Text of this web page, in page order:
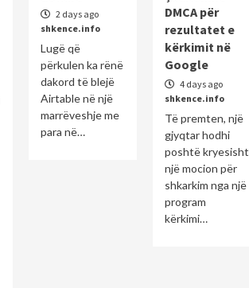
2 days ago
shkence.info
Lugë që
përkulen ka rënë
dakord të blejë
Airtable në një
marrëveshje me
para në…
DMCA për
rezultatet e
kërkimit në
Google
4 days ago
shkence.info
Të premten, një
gjyqtar hodhi
poshtë kryesisht
një mocion për
shkarkim nga një
program
kërkimi…